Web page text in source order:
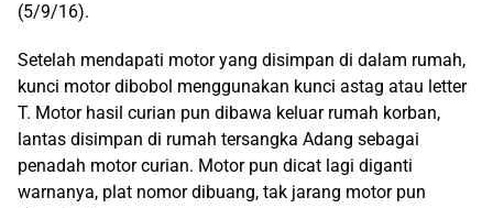
(5/9/16).
Setelah mendapati motor yang disimpan di dalam rumah,
kunci motor dibobol menggunakan kunci astag atau letter
T. Motor hasil curian pun dibawa keluar rumah korban,
lantas disimpan di rumah tersangka Adang sebagai
penadah motor curian. Motor pun dicat lagi diganti
warnanya, plat nomor dibuang, tak jarang motor pun